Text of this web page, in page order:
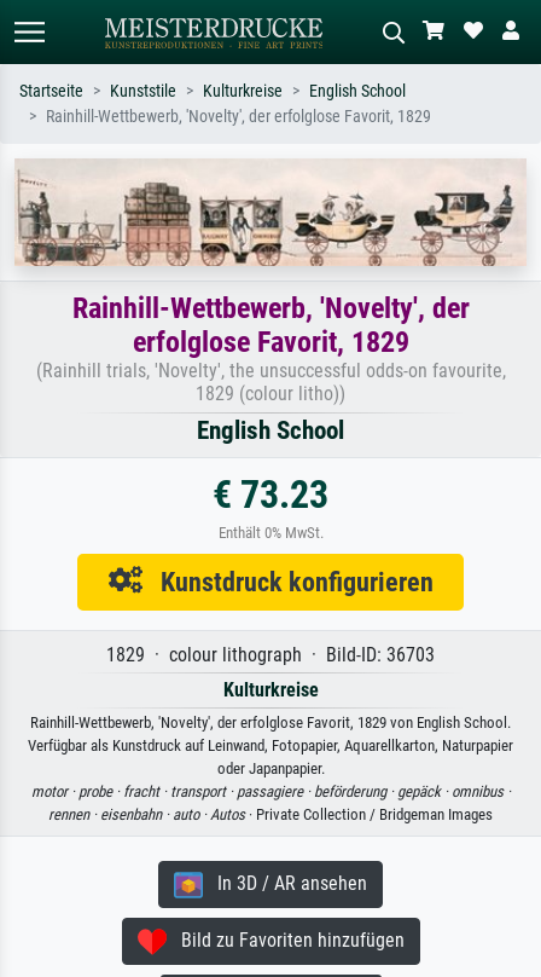
Suchen Sie nach Künstlern, Werktiteln
oder Stilen – z.B. Monet,
Sternennacht, Impressionismus, Welle
Hokusai, Akt.
Wiese, Abstrakt mit viel Rot, Dunkles
Ölgemälde, Stehender Akt neben einem
Baum.
Startseite Kunststile Kulturkreise
English School
Rainhill-Wettbewerb, 'Novelty', der erfolglose Favorit, 1829
Rainhill-Wettbewerb, 'Novelty', der
erfolglose Favorit, 1829
(Rainhill trials, 'Novelty', the unsuccessful odds-on favourite,
1829 (colour litho))
English School
€ 73.23
Enthält 0% MwSt.
Kunstdruck konfigurieren
1829 · colour lithograph · Bild-ID: 36703
Kulturkreise
Rainhill-Wettbewerb, 'Novelty', der erfolglose Favorit, 1829 von English School.
Verfügbar als Kunstdruck auf Leinwand, Fotopapier, Aquarellkarton, Naturpapier
oder Japanpapier.
motor · probe · fracht · transport · passagiere · beförderung · gepäck · omnibus ·
rennen · eisenbahn · auto ·Autos· Private Collection / Bridgeman Images
In 3D / AR ansehen
Bild zu Favoriten hinzufügen